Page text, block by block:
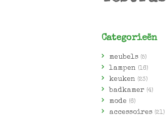
Categorieën
meubels (5)
lampen (16)
keuken (23)
badkamer (4)
mode (6)
accessoires (21)